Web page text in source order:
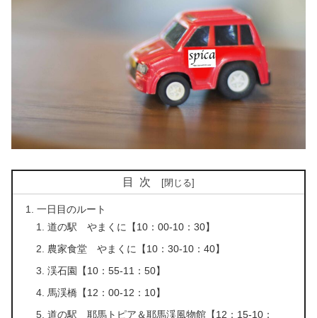
目次
一日目のルート
道の駅 やまくに【10：00-10：30】
農家食堂 やまくに【10：30-10：40】
渓石園【10：55-11：50】
馬渓橋【12：00-12：10】
道の駅 耶馬トピア＆耶馬渓風物館【12：15-10：